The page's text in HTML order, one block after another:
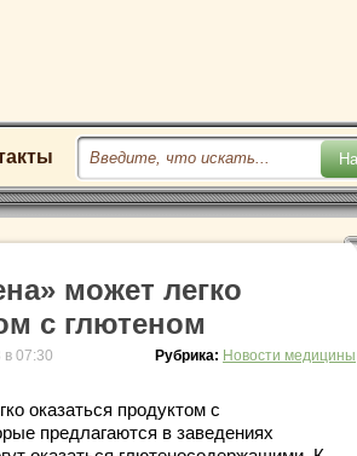
может легко
с глютеном
07:30 Рубрика: Новости медицины
оказаться продуктом с
предлагаются в заведениях